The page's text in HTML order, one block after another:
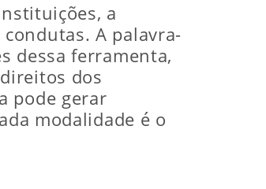
a
A palavra-
dessa ferramenta,
dos
pode gerar
modalidade é o